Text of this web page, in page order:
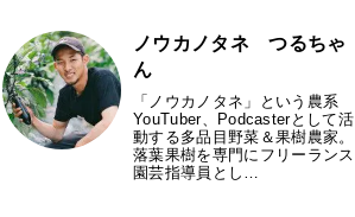
ノウカノタネ つるちゃ
ん
「ノウカノタネ」という農系
YouTuber、Podcasterとして活
動する多品目野菜＆果樹農家。
落葉果樹を専門にフリーランス
園芸指導員とし…